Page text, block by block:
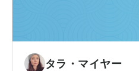
に
成
タラ・マイヤー